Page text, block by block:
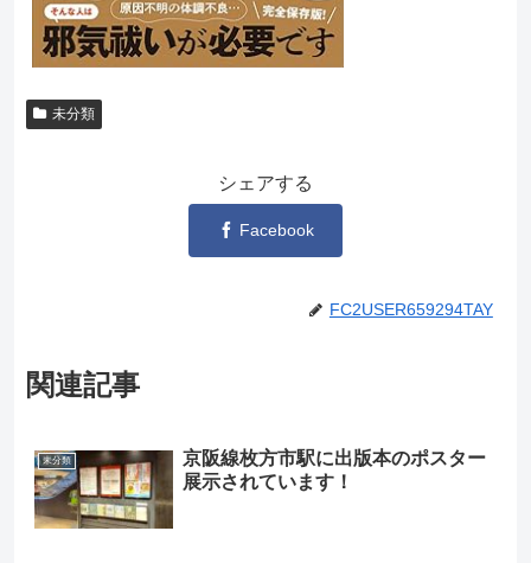
未分類
シェアする
Facebook
FC2USER659294TAY
関連記事
未分類
京阪線枚方市駅に出版本のポスター
展示されています！